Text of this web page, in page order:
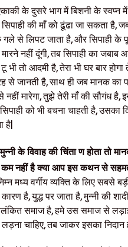
के दुसरे भाग में बिशनी के स्वप्न
सिपाही की माँ को ढूंढा जा सकता
गले से लिपट जाता है, और सिपाही के
नहीं दूंगी, तब सिपाही का
भी तो आदमी है, तेरा भी घर बार
से जानती है, साथ ही जब मानक का
नहीं मारेगा, तुझे तेरी माँ की सौगंध है,
को भी बचना चाहती है, उसका
है|
मुन्नी के विवाह की चिंता ण होता तो
नहीं है क्या आप इस कथन से सहमत
मध्य वर्गीय व्यक्ति के लिए सबसे
है, युद्ध पर जाता है, मुन्नी की
समाज है, हमे उस समाज से
चाहिए, तब जाकर इसका निदान